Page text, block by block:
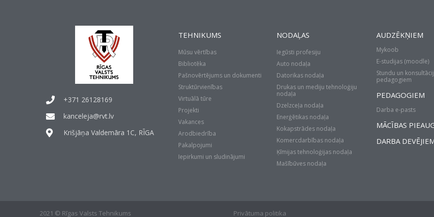
+371 26128169
kanceleja@rvt.lv
Krišjāņa Valdemāra 1C, RĪGA
TEHNIKUMS
Mūsu vērtības
Bibliotēka
Pašnovērtējums un dokumenti
Struktūrvienības
Virtuālā tūre
Projekti
Vakances
Arodbiedrība
Pakalpojumi
Iepirkumi un sludinājumi
NODAĻAS
Iegūsti profesiju
Auto nodaļa
Datorikas nodaļa
Drukas un mediju tehnoloģiju
nodaļa
Dzelzceļa nodaļa
Enerģētikas nodaļa
Kokapstrādes nodaļa
Komercdarbības nodaļa
Ķīmijas tehnoloģijas nodaļa
Mašībūves nodaļa
AUDZĒKŅIEM
Mykoob
E-studijas (moodle)
Stundu un
pedagogiem
PEDAGOGIEM
Darba e-pasts
MĀCĪBAS
DARBA
2021 © Rīgas Valsts Tehnikums Privātuma politika